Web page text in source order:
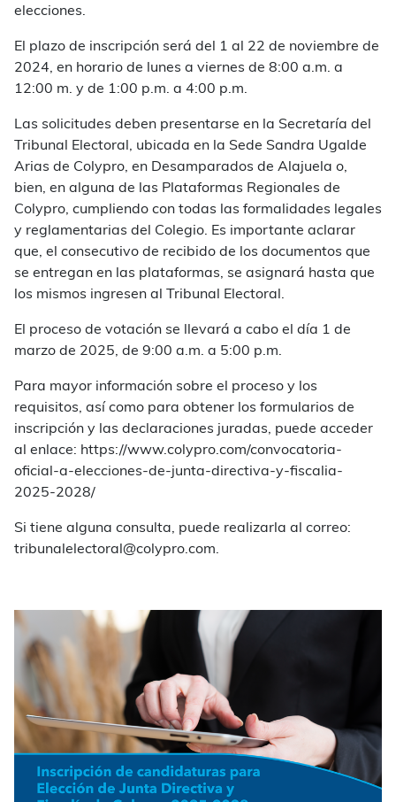
elecciones.
El plazo de inscripción será del 1 al 22 de noviembre de
2024, en horario de lunes a viernes de 8:00 a.m. a
12:00 m. y de 1:00 p.m. a 4:00 p.m.
Las solicitudes deben presentarse en la Secretaría del
Tribunal Electoral, ubicada en la Sede Sandra Ugalde
Arias de Colypro, en Desamparados de Alajuela o,
bien, en alguna de las Plataformas Regionales de
Colypro, cumpliendo con todas las formalidades legales
y reglamentarias del Colegio. Es importante aclarar
que, el consecutivo de recibido de los documentos que
se entregan en las plataformas, se asignará hasta que
los mismos ingresen al Tribunal Electoral.
El proceso de votación se llevará a cabo el día 1 de
marzo de 2025, de 9:00 a.m. a 5:00 p.m.
Para mayor información sobre el proceso y los
requisitos, así como para obtener los formularios de
inscripción y las declaraciones juradas, puede acceder
al enlace: https://www.colypro.com/convocatoria-
oficial-a-elecciones-de-junta-directiva-y-fiscalia-
2025-2028/
Si tiene alguna consulta, puede realizarla al correo:
tribunalelectoral@colypro.com.